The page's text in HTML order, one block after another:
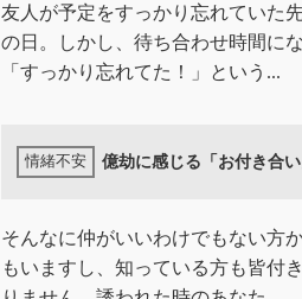
友人が予定をすっかり忘れていた
の日。しかし、待ち合わせ時間に
「すっかり忘れてた！」という...
億劫に感じる「お付き合
そんなに仲がいいわけでもない方
もいますし、知っている方も皆付